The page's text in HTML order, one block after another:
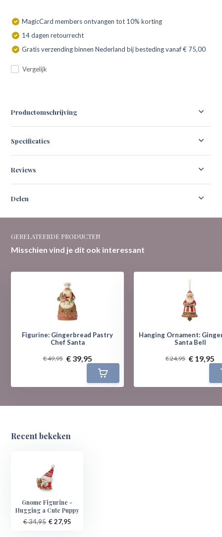
MagicCard members ontvangen tot 10% korting
14 dagen retourrecht
Gratis verzending binnen Nederland bij besteding vanaf € 75,00
Vergelijk
Productomschrijving
Specificaties
Reviews
Delen
GERELATEERDE PRODUCTEN
Misschien vind je dit ook interessant
Figurine: Gingerbread Pastry
Chef Santa
€ 49,95 € 39,95
Hanging Ornament:
Santa Bell
€ 24,95 € 19,95
Recent bekeken
Gnome Figurine -
Hugging a Cute Puppy
€ 34,95 € 27,95